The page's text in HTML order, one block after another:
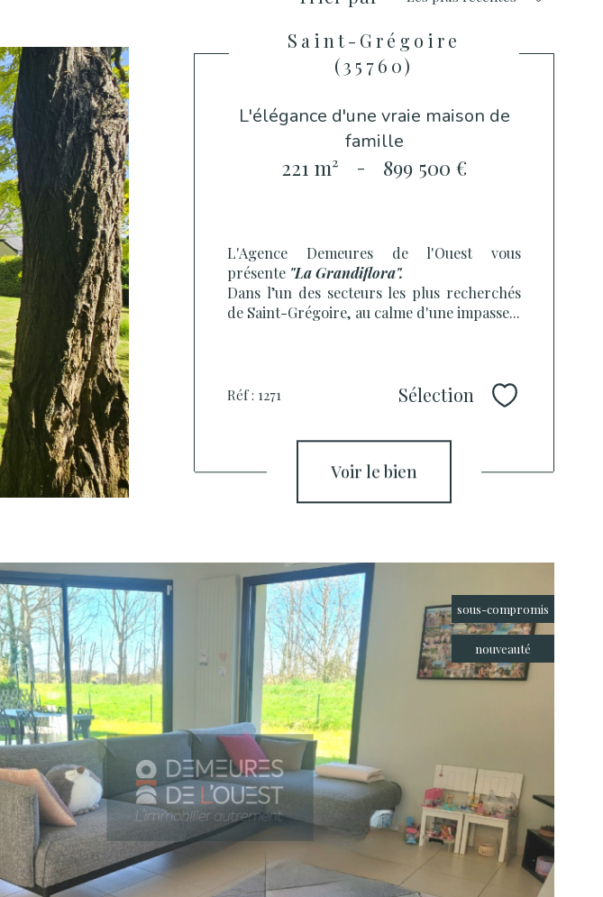
Saint-Grégoire
(35760)
L'élégance d'une vraie maison de
famille
221 m² - 899 500 €
L'Agence Demeures de l'Ouest vous
présente "La Grandiflora".
Dans l’un des secteurs les plus recherchés
de Saint-Grégoire, au calme d'une impasse...
Réf : 1271 Sélection Sélectionner
voir le bien
sous-compromis
nouveauté